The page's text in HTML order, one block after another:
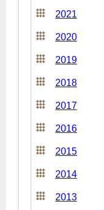
2021
2020
2019
2018
2017
2016
2015
2014
2013